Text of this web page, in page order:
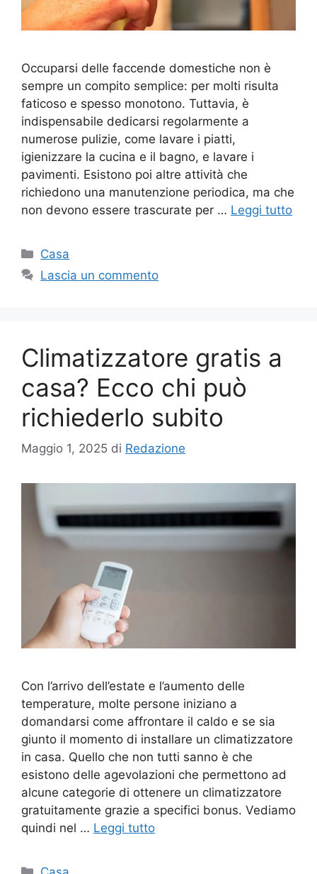
Occuparsi delle faccende domestiche non è
sempre un compito semplice: per molti risulta
faticoso e spesso monotono. Tuttavia, è
indispensabile dedicarsi regolarmente a
numerose pulizie, come lavare i piatti,
igienizzare la cucina e il bagno, e lavare i
pavimenti. Esistono poi altre attività che
richiedono una manutenzione periodica, ma che
non devono essere trascurate per … Leggi tutto
Categorie
Casa
Lascia un commento
Climatizzatore gratis a
casa? Ecco chi può
richiederlo subito
Maggio 1, 2025 di Redazione
Con l’arrivo dell’estate e l’aumento delle
temperature, molte persone iniziano a
domandarsi come affrontare il caldo e se sia
giunto il momento di installare un climatizzatore
in casa. Quello che non tutti sanno è che
esistono delle agevolazioni che permettono ad
alcune categorie di ottenere un climatizzatore
gratuitamente grazie a specifici bonus. Vediamo
quindi nel … Leggi tutto
Categorie